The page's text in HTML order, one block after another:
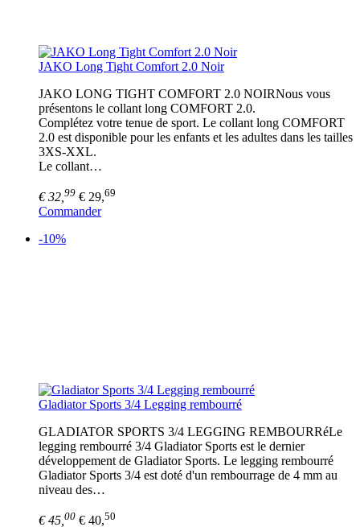
JAKO Long Tight Comfort 2.0 Noir
JAKO LONG TIGHT COMFORT 2.0 NOIRNous vous
présentons le collant long COMFORT 2.0.
Complétez votre tenue de sport. Le collant long COMFORT
2.0 est disponible pour les enfants et les adultes dans les tailles
3XS-XXL.
Le collant…
€ 32, 99 € 29,69
Commander
-10%
Gladiator Sports 3/4 Legging rembourré
GLADIATOR SPORTS 3/4 LEGGING REMBOURRéLe
legging rembourré 3/4 Gladiator Sports est le dernier
développement de Gladiator Sports. Le legging rembourré
Gladiator Sports 3/4 est doté d'un rembourrage de 4 mm au
niveau des…
€ 45, 00 € 40,50